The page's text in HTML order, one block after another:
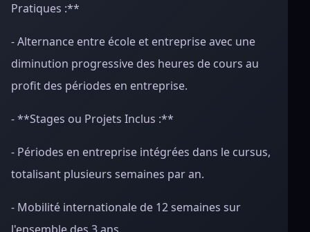
Pratiques :**
- Alternance entre école et entreprise avec une
diminution progressive des heures de cours au
profit des périodes en entreprise.
- **Stages ou Projets Inclus :**
- Périodes en entreprise intégrées dans le cursus,
totalisant plusieurs semaines par an.
- Mobilité internationale de 12 semaines sur